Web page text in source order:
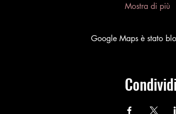
Mostra di più
Google Maps è stato